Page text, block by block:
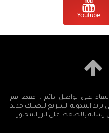
Youtube
على تواصل دائم ، فقط قم
بريد المدونة السريع ليصلك جديد
رساله بالضغط على الزر المجاور ...